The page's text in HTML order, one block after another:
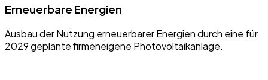
Erneuerbare Energien
Ausbau der Nutzung erneuerbarer Energien durch eine für
2029 geplante firmeneigene Photovoltaikanlage.